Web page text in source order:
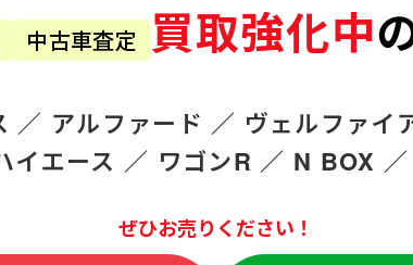
中古車査定 買取強化中
／ アルファード ／ ヴェルファイ
イエース ／ ワゴンR ／ N BOX ／
ぜひお売りください！